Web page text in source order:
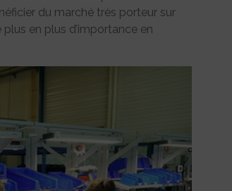
du marché très porteur sur
en plus d’importance en